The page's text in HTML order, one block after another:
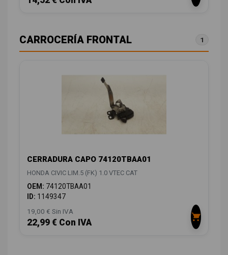
CARROCERÍA FRONTAL 1
CERRADURA CAPO 74120TBAA01
HONDA CIVIC LIM.5 (FK) 1.0 VTEC CAT
OEM: 74120TBAA01
ID: 1149347
19,00 € Sin IVA
22,99 € Con IVA